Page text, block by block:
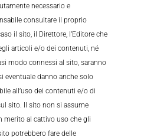
necessario e
consultare il proprio
il sito, il Direttore, l’Editore che
articoli e/o dei contenuti, né
modo connessi al sito, saranno
eventuale danno anche solo
all’uso dei contenuti e/o di
sito. Il sito non si assume
merito al cattivo uso che gli
potrebbero fare delle